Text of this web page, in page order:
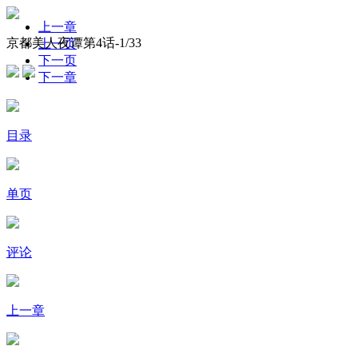
京都美人夜谭第4话-1/33
上一章
上一页
下一页
下一章
目录
单页
评论
上一章